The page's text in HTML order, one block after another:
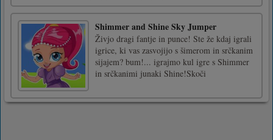
Shimmer and Shine Sky Jumper
Živjo dragi fantje in punce! Ste že kdaj igrali
igrice, ki vas zasvojijo s šimerom in srčkanim
sijajem? bum!... igrajmo kul igre s Shimmer
in srčkanimi junaki Shine!Skoči